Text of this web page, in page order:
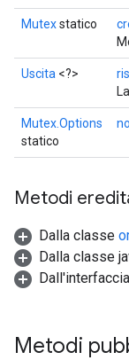
Mutexstatico
Uscita <?>
Mutex.Options
statico
Metodi
Dalla classe
Dalla classe
Dall'interfaccia
Metodi